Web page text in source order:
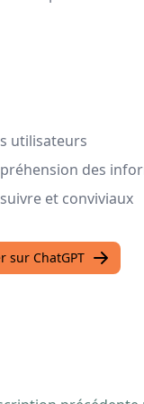
utilisateurs
des
et conviviaux
sur ChatGPT